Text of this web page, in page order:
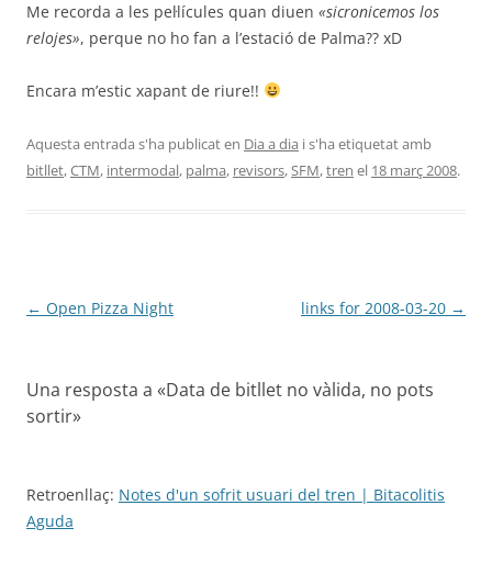
Me recorda a les pel·lícules quan diuen «sicronicemos los
relojes», perque no ho fan a l’estació de Palma?? xD
Encara m’estic xapant de riure!!
Aquesta entrada s'ha publicat en Dia a dia i s'ha etiquetat amb
bitllet,CTM, intermodal, palma, revisors,SFM,tren el 18 març 2008.
Navegació
entrades
← Open Pizza Night links for 2008-03-20 →
Una resposta a «Data de bitllet no vàlida, no pots
sortir»
Retroenllaç: Notes d'un sofrit usuari del tren | Bitacolitis
Aguda